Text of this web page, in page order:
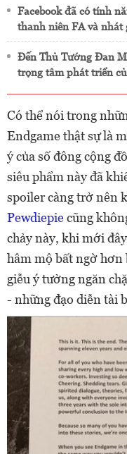
Facebook đã có tính
thanh niên FA và nhát
Đến Thủ Tướng Đan
trọng tâm phát triển
Có thể nói trong
Endgame thật sự là
ý của số đông cộng
siêu phẩm này đã
spoiler càng trở nên
Pewdiepiecũng
chảy này, khi mới
hâm mộ bất ngờ hơn
giễu ý tưởng ngăn
- những đạo diễn tài